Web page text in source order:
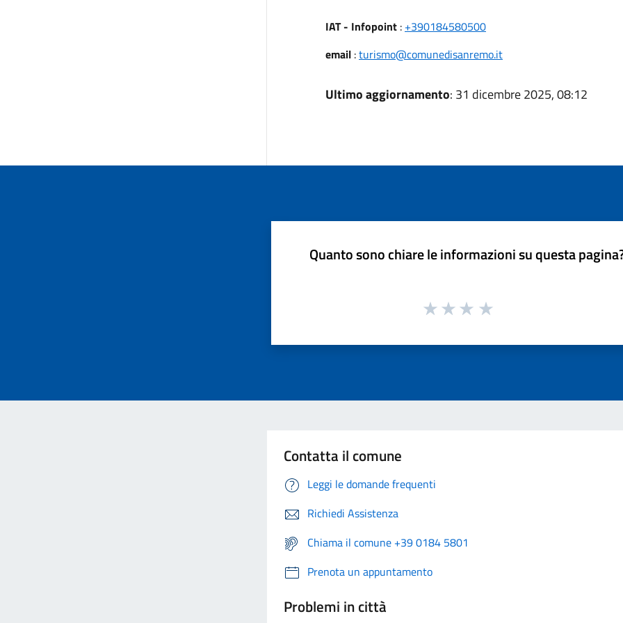
IAT - Infopoint : +390184580500
email:turismo@comunedisanremo.it
Ultimo aggiornamento: 31 dicembre 2025, 08:12
Quanto sono chiare le informazioni su questa
Contatta il comune
Leggi le domande frequenti
Richiedi Assistenza
Chiama il comune +39 0184 5801
Prenota un appuntamento
Problemi in città